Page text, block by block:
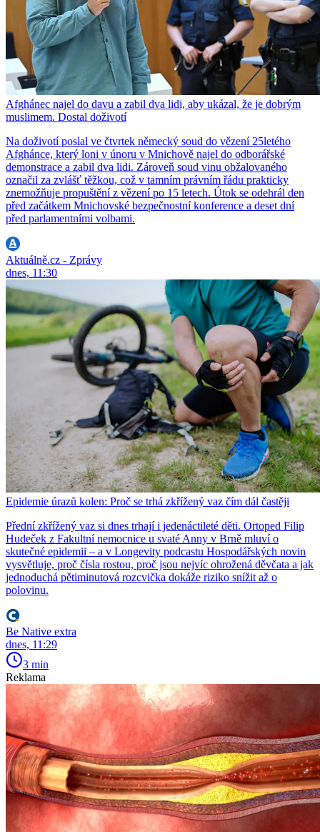
Afghánec najel do davu a zabil dva lidi, aby ukázal, že je dobrým
muslimem. Dostal doživotí
Na doživotí poslal ve čtvrtek německý soud do vězení 25letého
Afghánce, který loni v únoru v Mnichově najel do odborářské
demonstrace a zabil dva lidi. Zároveň soud vinu obžalovaného
označil za zvlášť těžkou, což v tamním právním řádu prakticky
znemožňuje propuštění z vězení po 15 letech. Útok se odehrál den
před začátkem Mnichovské bezpečnostní konference a deset dní
před parlamentními volbami.
Aktuálně.cz - Zprávy
dnes, 11:30
Epidemie úrazů kolen: Proč se trhá zkřížený vaz čím dál častěji
Přední zkřížený vaz si dnes trhají i jedenáctileté děti. Ortoped Filip
Hudeček z Fakultní nemocnice u svaté Anny v Brně mluví o
skutečné epidemii – a v Longevity podcastu Hospodářských novin
vysvětluje, proč čísla rostou, proč jsou nejvíc ohrožená děvčata a jak
jednoduchá pětiminutová rozcvička dokáže riziko snížit až o
polovinu.
Be Native extra
dnes, 11:29
3 min
Reklama